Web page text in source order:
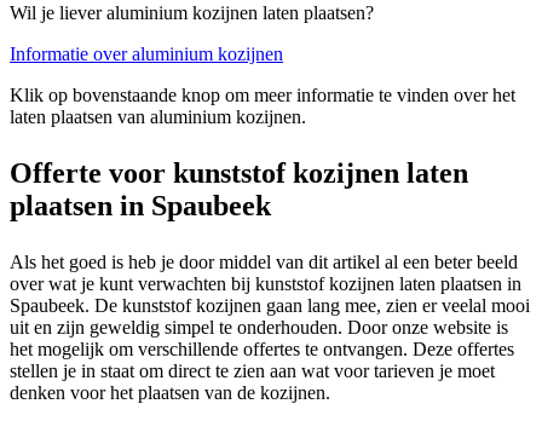
Wil je liever aluminium kozijnen laten plaatsen?
Informatie over aluminium kozijnen
Klik op bovenstaande knop om meer informatie te vinden over het
laten plaatsen van aluminium kozijnen.
Offerte voor kunststof kozijnen laten
plaatsen in Spaubeek
Als het goed is heb je door middel van dit artikel al een beter beeld
over wat je kunt verwachten bij kunststof kozijnen laten plaatsen in
Spaubeek. De kunststof kozijnen gaan lang mee, zien er veelal mooi
uit en zijn geweldig simpel te onderhouden. Door onze website is
het mogelijk om verschillende offertes te ontvangen. Deze offertes
stellen je in staat om direct te zien aan wat voor tarieven je moet
denken voor het plaatsen van de kozijnen.